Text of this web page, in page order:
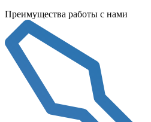
Преимущества работы с нами